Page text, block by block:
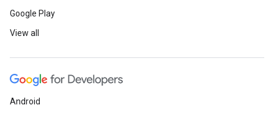
Google Play
View all
Android